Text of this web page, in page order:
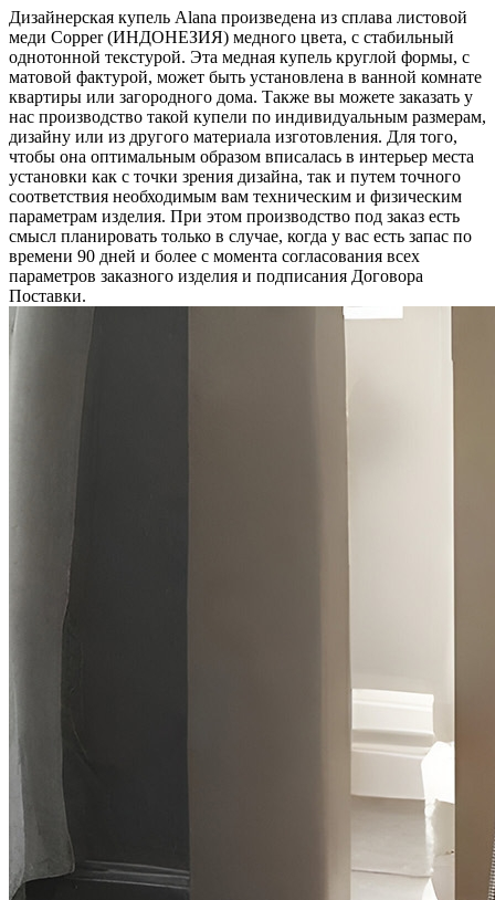
Дизайнерская купель Alana произведена из сплава листовой
меди Copper (ИНДОНЕЗИЯ) медного цвета, c стабильный
однотонной текстурой. Эта медная купель круглой формы, с
матовой фактурой, может быть установлена в ванной комнате
квартиры или загородного дома. Также вы можете заказать у
нас производство такой купели по индивидуальным размерам,
дизайну или из другого материала изготовления. Для того,
чтобы она оптимальным образом вписалась в интерьер места
установки как с точки зрения дизайна, так и путем точного
соответствия необходимым вам техническим и физическим
параметрам изделия. При этом производство под заказ есть
смысл планировать только в случае, когда у вас есть запас по
времени 90 дней и более с момента согласования всех
параметров заказного изделия и подписания Договора
Поставки.